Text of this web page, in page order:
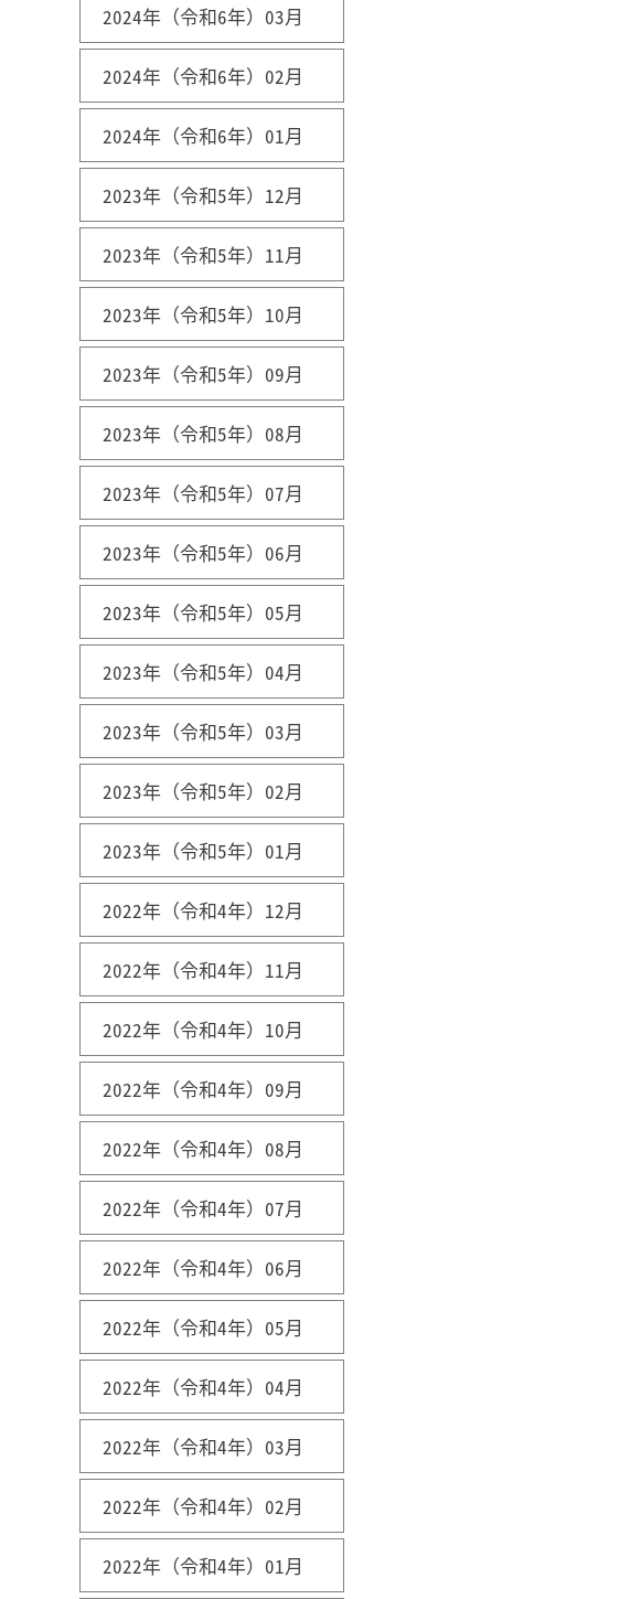
2024年（令和6年）03月
2024年（令和6年）02月
2024年（令和6年）01月
2023年（令和5年）12月
2023年（令和5年）11月
2023年（令和5年）10月
2023年（令和5年）09月
2023年（令和5年）08月
2023年（令和5年）07月
2023年（令和5年）06月
2023年（令和5年）05月
2023年（令和5年）04月
2023年（令和5年）03月
2023年（令和5年）02月
2023年（令和5年）01月
2022年（令和4年）12月
2022年（令和4年）11月
2022年（令和4年）10月
2022年（令和4年）09月
2022年（令和4年）08月
2022年（令和4年）07月
2022年（令和4年）06月
2022年（令和4年）05月
2022年（令和4年）04月
2022年（令和4年）03月
2022年（令和4年）02月
2022年（令和4年）01月